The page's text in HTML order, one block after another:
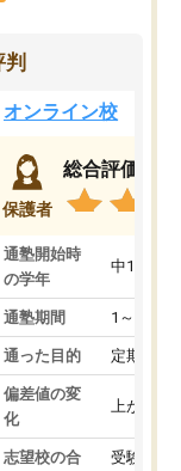
オンライン校
保護者
総合評価
通塾開始時
の学年
中1
通塾期間 1～3ヵ月
通った目的 定期テス
偏差値の変
化
上がった
志望校の合
受験して